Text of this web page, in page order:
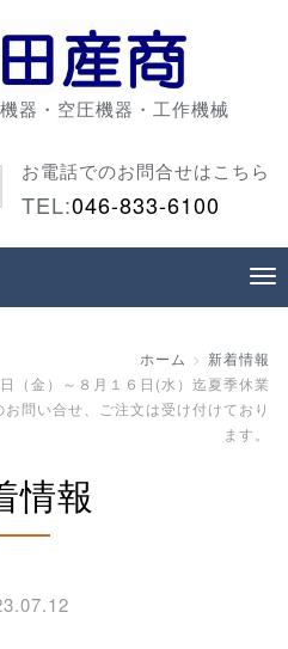
器・空圧機器・工作機械
お電話でのお問合せはこちら
TEL:046-833-6100
ホーム
新着情報
（金）～８月１６日(水）迄夏季休業
問い合せ、ご注文は受け付けており
ます。
情報